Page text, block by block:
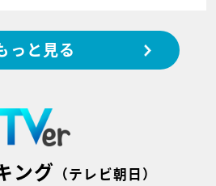
っと見る
ング （テレビ朝日）